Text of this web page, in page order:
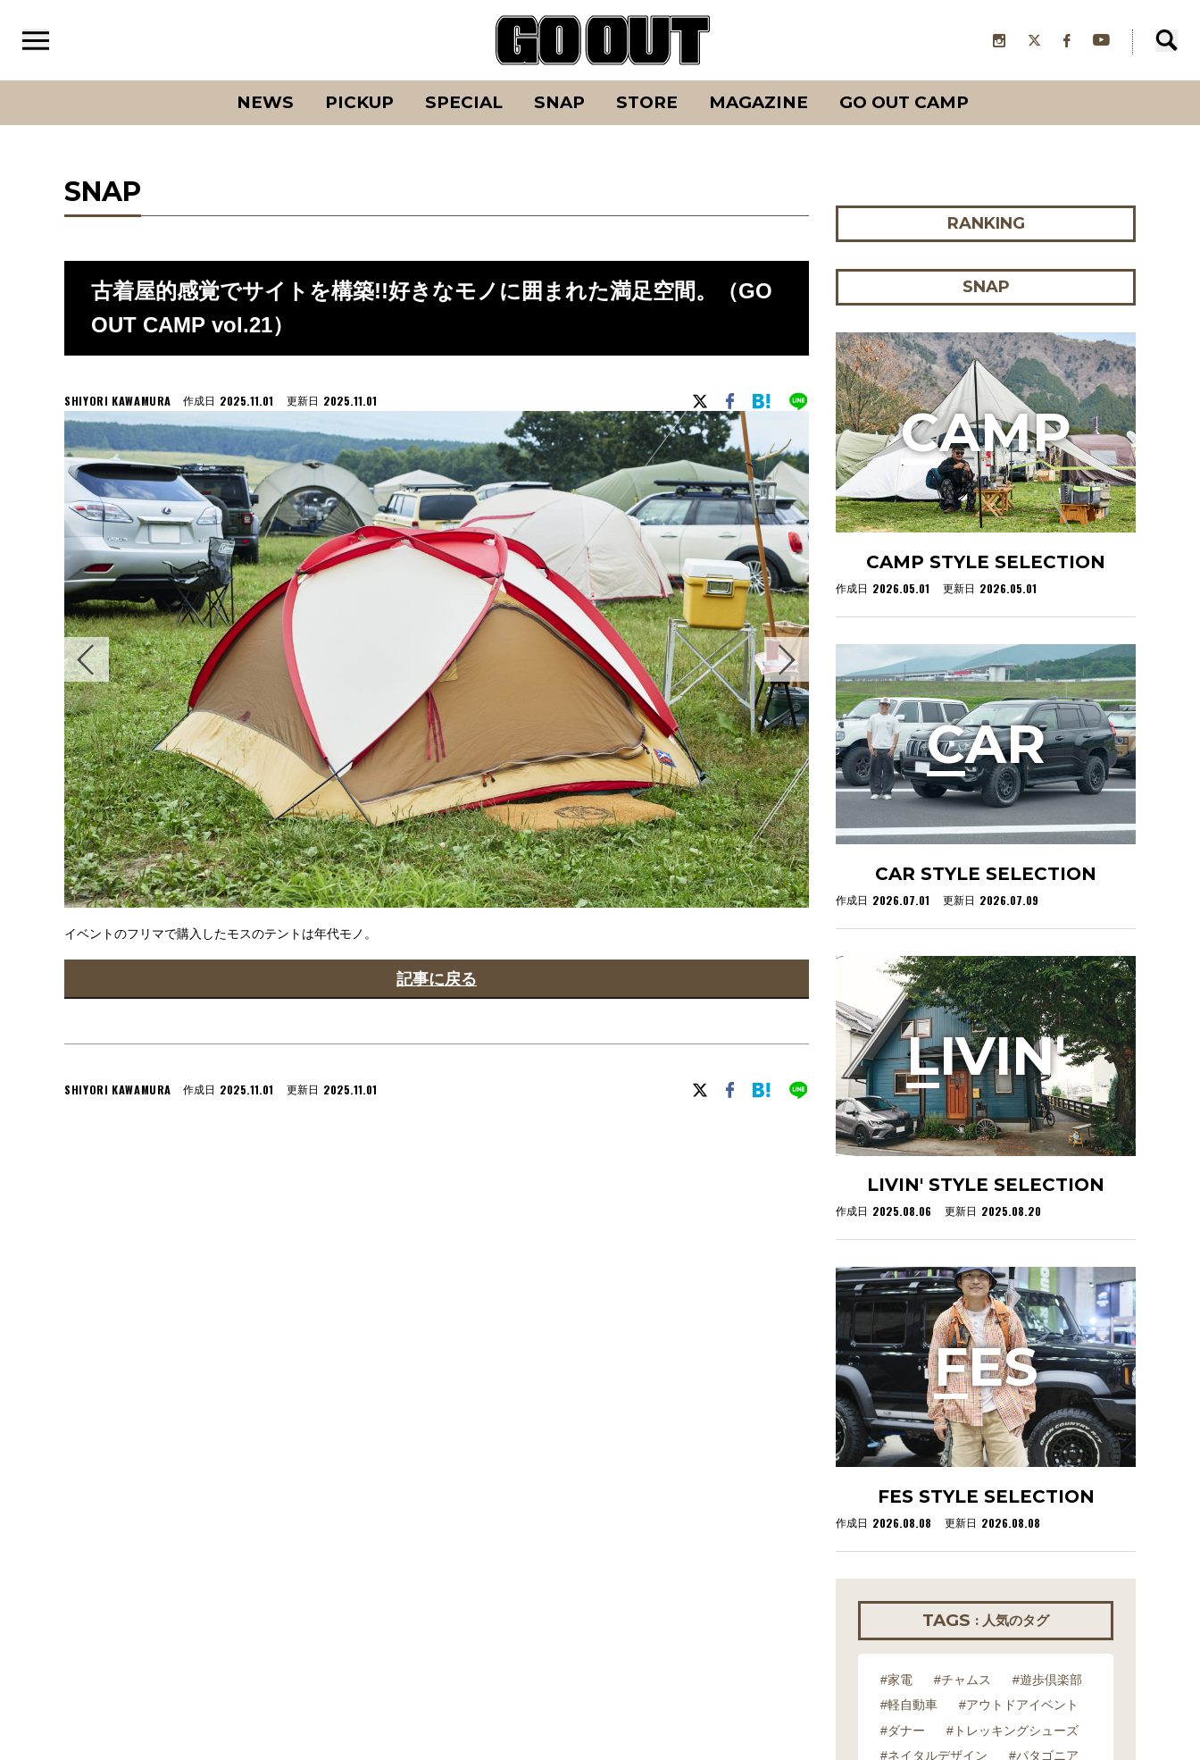
NEWS PICKUP SPECIAL SNAP STORE MAGAZINE GO OUT CAMP
SNAP
古着屋的感覚でサイトを構築!!好きなモノに囲まれた満足空間。（GO
OUT CAMP vol.21）
SHIYORI KAWAMURA 作成日 2025.11.01 更新日 2025.11.01
イベントのフリマで購入したモスのテントは年代モノ。
記事に戻る
SHIYORI KAWAMURA 作成日 2025.11.01 更新日 2025.11.01
RANKING
SNAP
CAMP STYLE SELECTION
作成日 2026.05.01 更新日 2026.05.01
CAMP
CAR STYLE SELECTION
作成日 2026.07.01 更新日 2026.07.09
CAR
LIVIN' STYLE SELECTION
作成日 2025.08.06 更新日 2025.08.20
LIVIN'
FES STYLE SELECTION
作成日 2026.08.08 更新日 2026.08.08
FES
TAGS : 人気のタグ
#家電 #チャムス
#遊歩倶楽部
#軽自動車
#アウトドアイベント
#ダナー
#トレッキングシューズ
#ネイタルデザイン
#パタゴニア